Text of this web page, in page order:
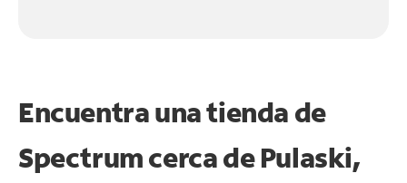
Encuentra una tienda de
Spectrumcerca de Pulaski,